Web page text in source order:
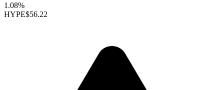
1.08%
HYPE$56.22